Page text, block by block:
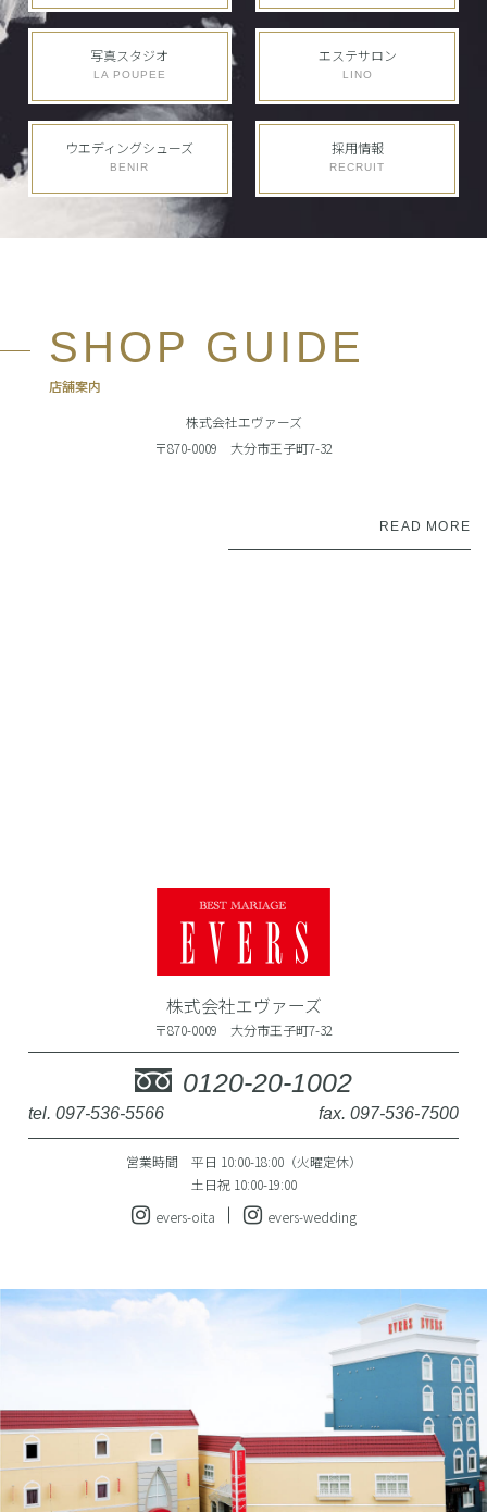
写真スタジオ
LA POUPEE
エステサロン
LINO
ウエディングシューズ
BENIR
採用情報
RECRUIT
SHOP GUIDE
店舗案内
株式会社エヴァーズ
〒870-0009 大分市王子町7-32
READ MORE
株式会社エヴァーズ
〒870-0009 大分市王子町7-32
0120-20-1002
tel. 097-536-5566 fax. 097-536-7500
営業時間 平日 10:00-18:00（火曜定休）
土日祝 10:00-19:00
evers-oita
evers-wedding